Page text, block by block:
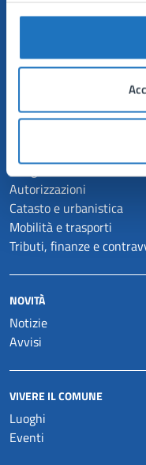
Uffici
Politici
Personale
Anagrafe e stato civile
Autorizzazioni
Catasto e urbanistica
Mobilità e trasporti
Tributi, finanze e
NOVITÀ
Notizie
Avvisi
VIVERE IL COMUNE
Luoghi
Eventi